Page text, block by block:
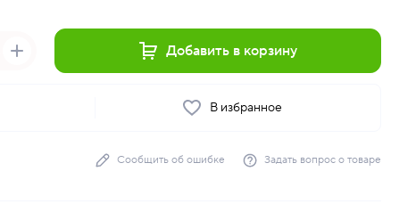
Добавить в корзину
В избранное
Сообщить об ошибке Задать вопрос о товаре